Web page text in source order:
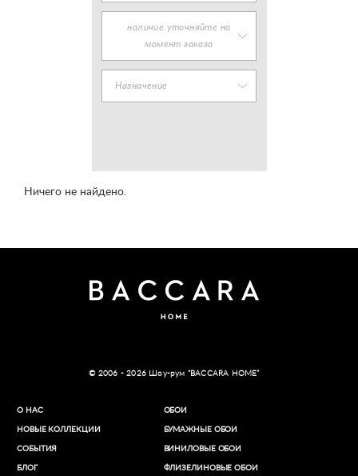
наличие уточняйте на
момент заказа
Назначение
Ничего не найдено.
© 2006 - 2026 Шоу-рум “BACCARA HOME”
О НАС
НОВЫЕ КОЛЛЕКЦИИ
СОБЫТИЯ
БЛОГ
ОБОИ
БУМАЖНЫЕ ОБОИ
ВИНИЛОВЫЕ ОБОИ​
ФЛИЗЕЛИНОВЫЕ ОБОИ